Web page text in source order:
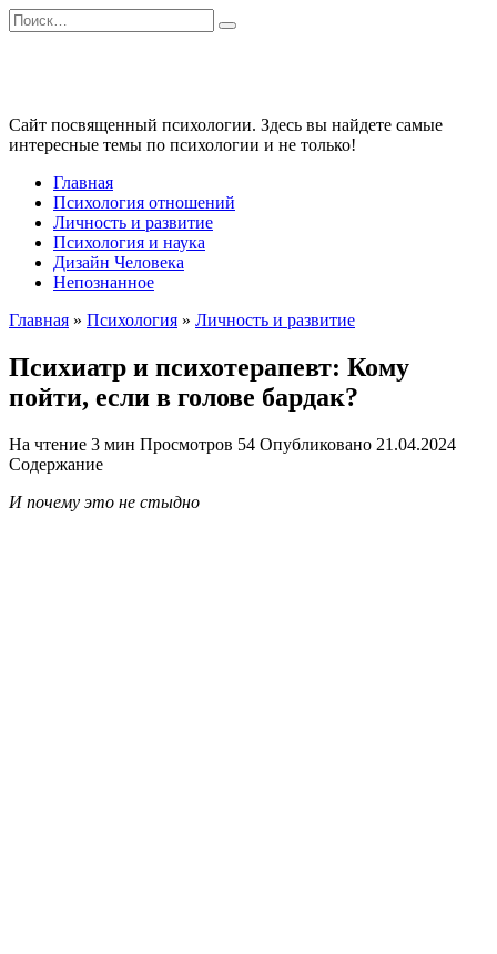
Перейти
к
Search
for:
Сайт посвященный психологии. Здесь вы найдете самые
интересные темы по психологии и не только!
Главная
Психология отношений
Личность и развитие
Психология и наука
Дизайн Человека
Непознанное
Главная » Психология » Личность и развитие
Психиатр и психотерапевт: Кому
пойти, если в голове бардак?
На чтение 3 мин Просмотров 54 Опубликовано 21.04.2024
Содержание
И почему это не стыдно